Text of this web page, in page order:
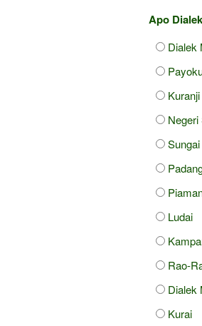
Apo
Dialek
Kuranji
Ludai
Rao-
Dialek
Kurai